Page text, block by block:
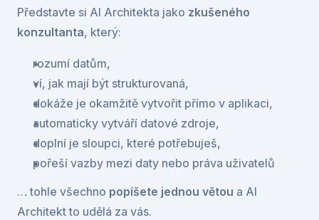
Představte si AI Architekta jako zkušeného
konzultanta, který:
rozumí datům,
ví, jak mají být strukturovaná,
dokáže je okamžitě vytvořit přímo v aplikaci,
automaticky vytváří datové zdroje,
doplní je sloupci, které potřebuješ,
pořeší vazby mezi daty nebo práva uživatelů
… tohle všechno popíšete jednou větou a AI
Architekt to udělá za vás.